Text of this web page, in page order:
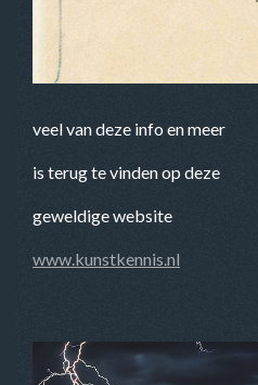
veel van deze info en meer
is terug te vinden op deze
geweldige website
www.kunstkennis.nl